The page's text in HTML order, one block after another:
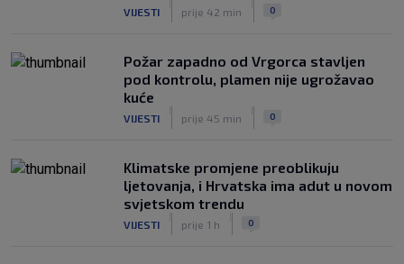
VIJESTI prije 42 min 0
Požar zapadno od Vrgorca stavljen
pod kontrolu, plamen nije ugrožavao
kuće
VIJESTI prije 45 min 0
Klimatske promjene preoblikuju
ljetovanja, i Hrvatska ima adut u novom
svjetskom trendu
VIJESTI prije 1 h 0